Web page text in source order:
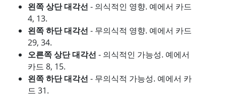
왼쪽 상단 대각선 - 의식적인 영향. 예에서 카드
4, 13.
왼쪽 하단 대각선 - 무의식적 영향. 예에서 카드
29, 34.
오른쪽 상단 대각선 - 의식적인 가능성. 예에서
카드 8, 15.
왼쪽 하단 대각선 - 무의식적 가능성. 예에서 카
드 31.